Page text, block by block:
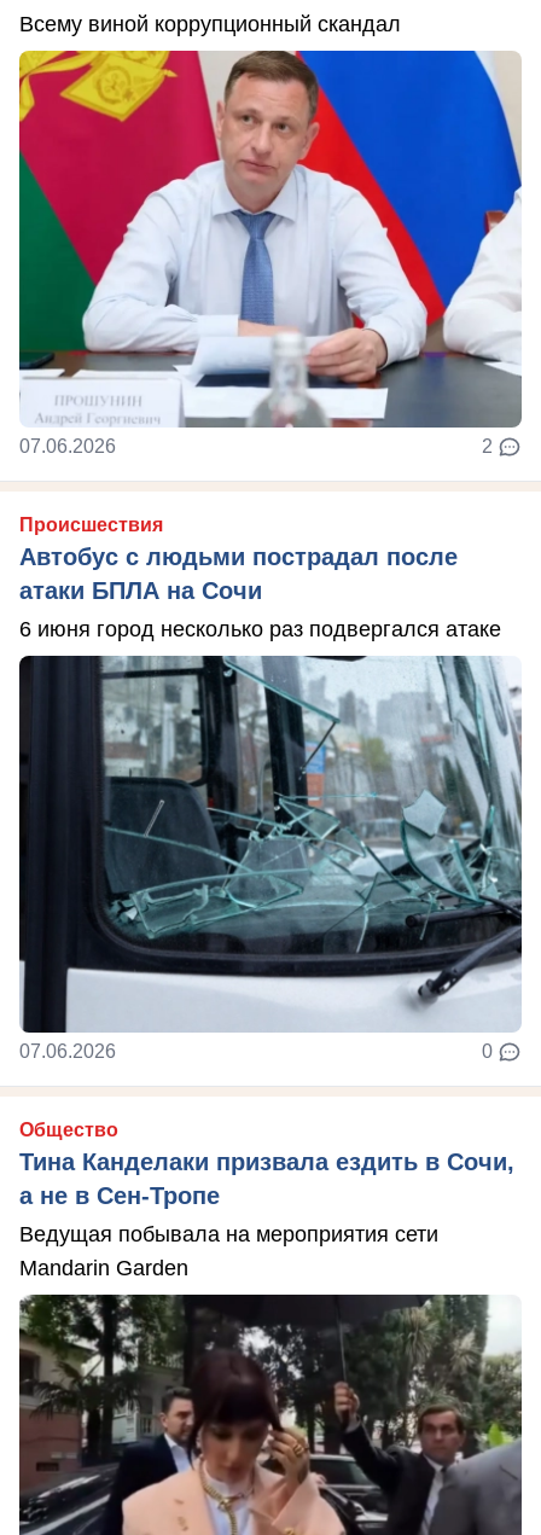
Всему виной коррупционный скандал
07.06.2026 2
Происшествия
Автобус с людьми пострадал после
атаки БПЛА на Сочи
6 июня город несколько раз подвергался атаке
07.06.2026 0
Общество
Тина Канделаки призвала ездить в Сочи,
а не в Сен-Тропе
Ведущая побывала на мероприятия сети
Mandarin Garden